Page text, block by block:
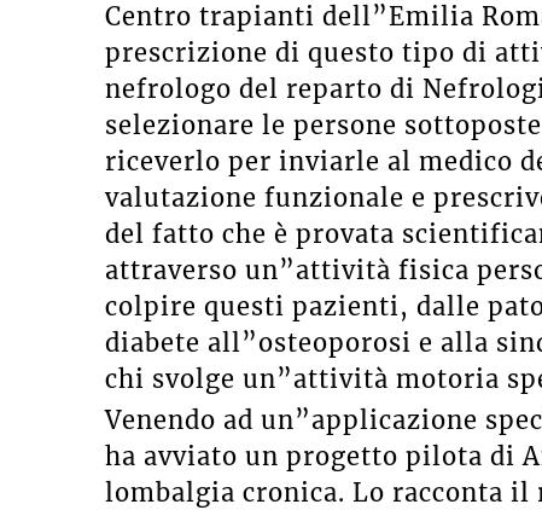
Centro trapianti dell”Emilia
prescrizione di questo tipo di
nefrologo del reparto di
selezionare le persone
riceverlo per inviarle al medico
valutazione funzionale e
del fatto che è provata
attraverso un”attività fisica
colpire questi pazienti, dalle
diabete all”osteoporosi e alla
chi svolge un”attività motoria
Venendo ad un”applicazione
ha avviato un progetto pilota di
lombalgia cronica. Lo racconta